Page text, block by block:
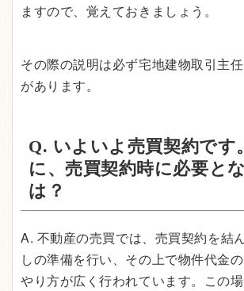
ますので、覚えておきましょう。
その際の説明は必ず宅地建物取引主
があります。
Q. いよいよ売買契約です
に、売買契約時に必要と
は？
A. 不動産の売買では、売買契約を結
しの準備を行い、その上で物件代金
やり方が広く行われています。この